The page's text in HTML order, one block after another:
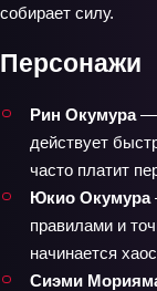
собирает силу.
Персонажи
Рин Окумура—
действует
часто платит
Юкио Окумура
правилами и
начинается
Сиэми